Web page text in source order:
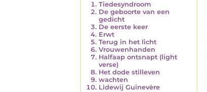
Tiedesyndroom
De geboorte van een
gedicht
De eerste keer
Erwt
Terug in het licht
Vrouwenhanden
Halfaap ontsnapt (light
verse)
Het dode stilleven
wachten
Lidewij Guinevère